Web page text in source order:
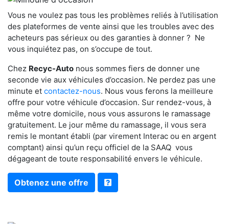
Vous ne voulez pas tous les problèmes reliés à l’utilisation
des plateformes de vente ainsi que les troubles avec des
acheteurs pas sérieux ou des garanties à donner ? Ne
vous inquiétez pas, on s’occupe de tout.
Chez Recyc-Auto nous sommes fiers de donner une
seconde vie aux véhicules d’occasion. Ne perdez pas une
minute et contactez-nous. Nous vous ferons la meilleure
offre pour votre véhicule d’occasion. Sur rendez-vous, à
même votre domicile, nous vous assurons le ramassage
gratuitement. Le jour même du ramassage, il vous sera
remis le montant établi (par virement Interac ou en argent
comptant) ainsi qu’un reçu officiel de la SAAQ vous
dégageant de toute responsabilité envers le véhicule.
Obtenez une offre